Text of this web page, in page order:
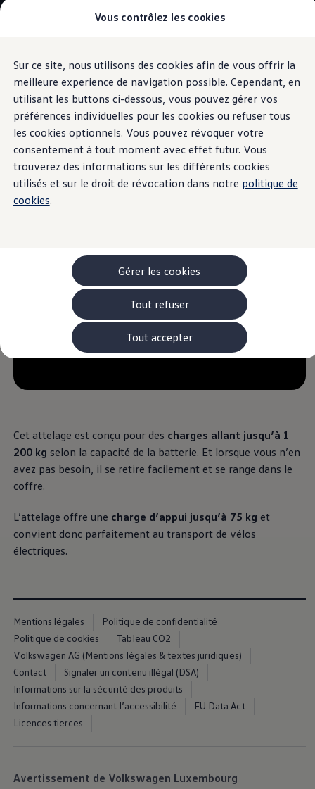
Vous contrôlez les cookies
Sur ce site, nous utilisons des cookies afin de vous offrir la
meilleure experience de navigation possible. Cependant, en
utilisant les buttons ci-dessous, vous pouvez gérer vos
préférences individuelles pour les cookies ou refuser tous
les cookies optionnels. Vous pouvez révoquer votre
consentement à tout moment avec effet futur. Vous
trouverez des informations sur les différents cookies
utilisés et sur le droit de révocation dans notre politique de
cookies.
Tout accepter
Tout refuser
Gérer les cookies
Aller au
contenu
principal
Aller
au
pied
de
page
La nouvelle ID. Polo
Highlights Détails et équipement Achat,
Modèles et configurateur
Offres pour particuliers
ID. Polo
ID.3 Neo
T-Roc
T-Cross
Taigo
Golf
Tiguan
Tayron
ID.3 GTX FIRE+ICE
Brochure promotionelle
Véhicules en stock
Véhicules d'occasions
-> Volkswagen Financial Services (Leasing)
Listes de prix
Rouler en électrique
Nos véhicules hybrides
Recharge & autonomie
Comment payer ?
Simulateur de coût de recharge
Simulateur d'autonomie
Simulateur de temps de recharge
-> Batterie et sécurité
myVolkswagen
Aide sur les applis et les services numériques
Navigation Map Update
Accessoires
Roues et pneus
Contrôles saisonniers et garantie
Manuel d'utilisation numérique
Garantie et financement
-> Informations utiles
-> REACH
-> Declarations of conformity
-> Action de rappel des moteurs diesel EA189
Mise à jour GPS
Attelage
Une grande capacité
de traction.
Cet attelage est conçu pour des charges allant jusqu’à 1
200 kg selon la capacité de la batterie. Et lorsque vous n’en
avez pas besoin, il se retire facilement et se range dans le
coffre.
L’attelage offre une charge d’appui jusqu’à 75 kg et
convient donc parfaitement au transport de vélos
électriques.
Mentions légales
Politique de confidentialité
Politique de cookies
Tableau CO2
Volkswagen AG (Mentions légales & textes juridiques)
Contact
Signaler un contenu illégal (DSA)
Informations sur la sécurité des produits
Informations concernant l’accessibilité
EU Data Act
Licences tierces
Avertissement de Volkswagen Luxembourg